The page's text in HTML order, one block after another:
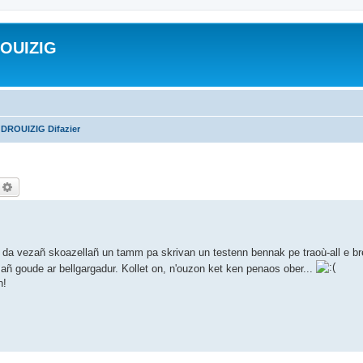
Difazier
vezañ skoazellañ un tamm pa skrivan un testenn bennak pe traoù-all e
goude ar bellgargadur. Kollet on, n'ouzon ket ken penaos ober...